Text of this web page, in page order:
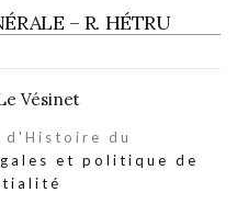
– R. HÉTRU
d'Histoire du
et politique de